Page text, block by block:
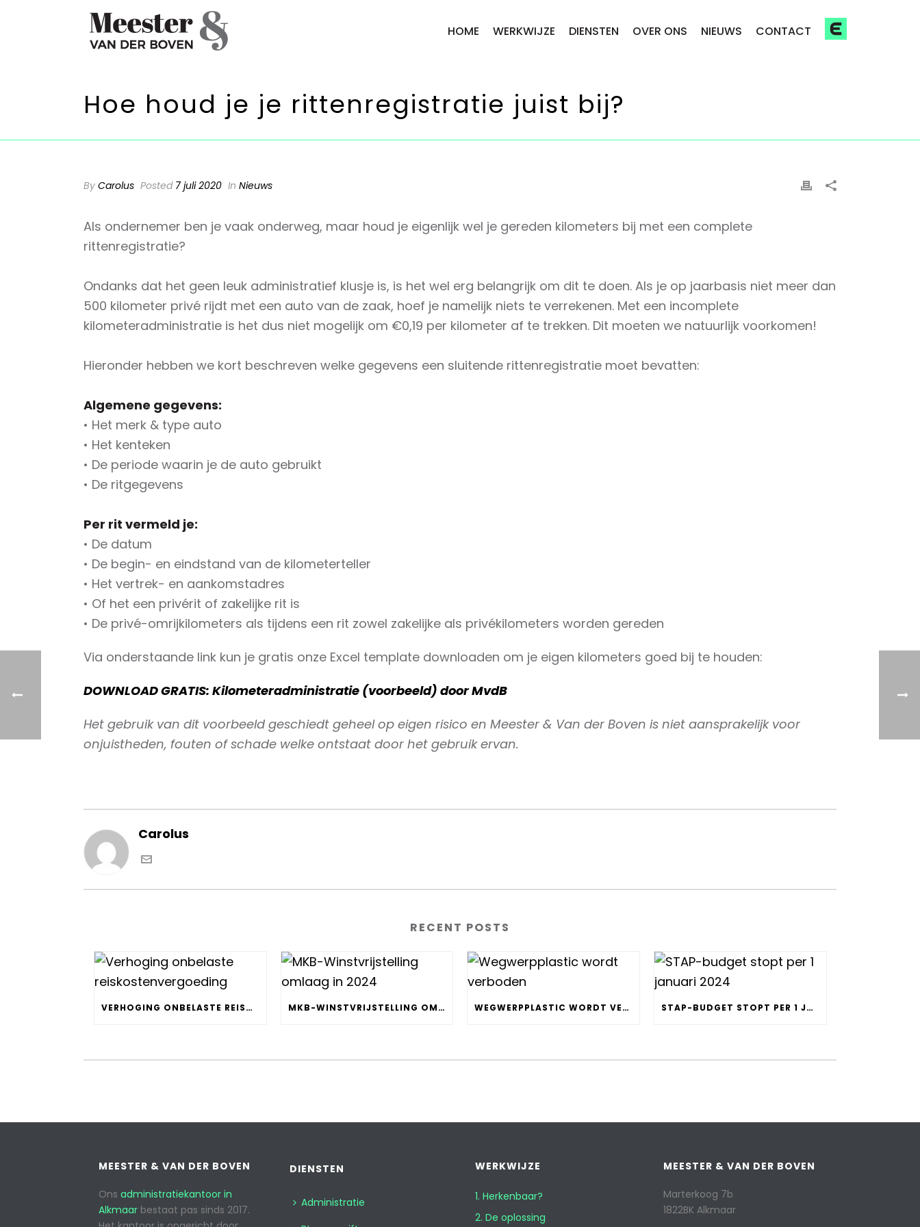
HOME WERKWIJZE DIENSTEN OVER ONS NIEUWS CONTACT
Hoe houd je je rittenregistratie juist bij?
By Carolus Posted 7 juli 2020 In Nieuws
Als ondernemer ben je vaak onderweg, maar houd je eigenlijk wel je gereden kilometers bij met een complete
rittenregistratie? ⁠
Ondanks dat het geen leuk administratief klusje is, is het wel erg belangrijk om dit te doen. Als je op jaarbasis niet meer dan
500 kilometer privé rijdt met een auto van de zaak, hoef je namelijk niets te verrekenen. Met een incomplete
kilometeradministratie is het dus niet mogelijk om €0,19 per kilometer af te trekken. Dit moeten we natuurlijk voorkomen! ⁠
Hieronder hebben we kort beschreven welke gegevens een sluitende rittenregistratie moet bevatten:⁠
Algemene gegevens:
• Het merk & type auto⁠
• Het kenteken⁠
• De periode waarin je de auto gebruikt⁠
• De ritgegevens⁠
Per rit vermeld je:
• De datum⁠
• De begin- en eindstand van de kilometerteller⁠
• Het vertrek- en aankomstadres ⁠
• Of het een privérit of zakelijke rit is⁠
• De privé-omrijkilometers als tijdens een rit zowel zakelijke als privékilometers worden gereden⁠
Via onderstaande link kun je gratis onze Excel template downloaden om je eigen kilometers goed bij te houden:
DOWNLOAD GRATIS: Kilometeradministratie (voorbeeld) door MvdB
Het gebruik van dit voorbeeld geschiedt geheel op eigen risico en Meester & Van der Boven is niet aansprakelijk voor
onjuistheden, fouten of schade welke ontstaat door het gebruik ervan.
Carolus
RECENT POSTS
VERHOGING ONBELASTE REISKOSTENVERGOEDING MKB-WINSTVRIJSTELLING OMLAAG IN 2024 WEGWERPPLASTIC WORDT VERBODEN STAP-BUDGET STOPT PER 1 JANUARI 2024
MEESTER & VAN DER BOVEN
Ons administratiekantoor in
Alkmaar bestaat pas sinds 2017.
DIENSTEN
Administratie
WERKWIJZE
1. Herkenbaar?
2. De oplossing
MEESTER & VAN DER BOVEN
Marterkoog 7b
1822BK Alkmaar